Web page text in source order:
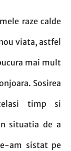
raze calde
viata, astfel
mai mult
Sosirea
timp si
situatia de a
am sistat pe